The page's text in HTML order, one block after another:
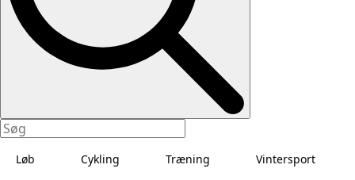
Løb Cykling Træning Vintersport